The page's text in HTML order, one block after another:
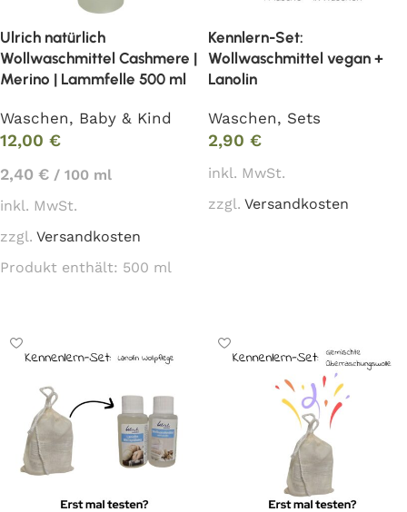
Ulrich natürlich
Wollwaschmittel Cashmere |
Merino | Lammfelle 500 ml
Waschen, Baby & Kind
12,00 €
2,40 € / 100 ml
inkl. MwSt.
zzgl. Versandkosten
Produkt enthält: 500 ml
Kennlern-Set:
Wollwaschmittel vegan +
Lanolin
Waschen, Sets
2,90 €
inkl. MwSt.
zzgl. Versandkosten